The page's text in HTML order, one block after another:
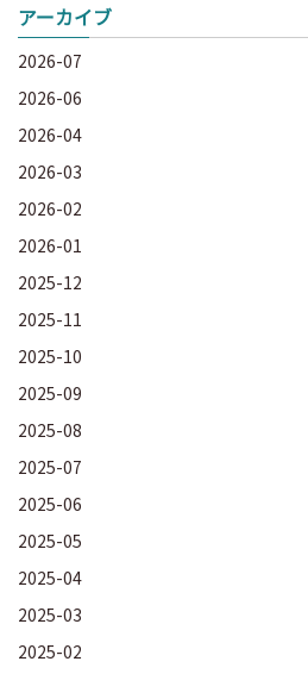
アーカイブ
2026-07
2026-06
2026-04
2026-03
2026-02
2026-01
2025-12
2025-11
2025-10
2025-09
2025-08
2025-07
2025-06
2025-05
2025-04
2025-03
2025-02